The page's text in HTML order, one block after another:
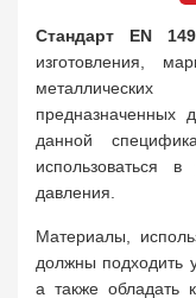
Стандарт EN
изготовления,
данной
использоваться
давления.
Материалы,
должны подходить
а также обладать